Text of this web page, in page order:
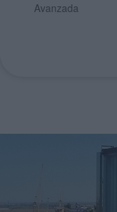
Avanzada